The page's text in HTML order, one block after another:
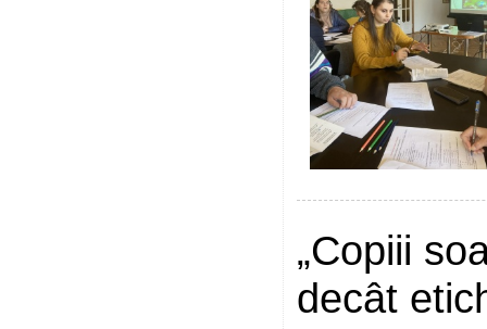
„Copiii
decât